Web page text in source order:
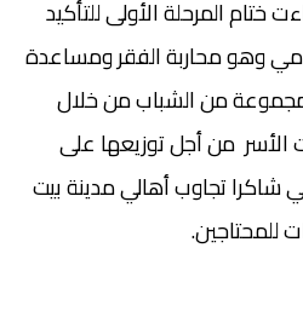
ختام المرحلة الأولى للتأكيد
وهو محاربة الفقر ومساعدة
من الشباب من خلال
من أجل توزيعها على
شاكرا تجاوب أهالي مدينة بيت
للمحتاجين.